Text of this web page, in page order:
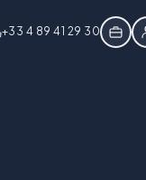
+33 4 89 41 29 30